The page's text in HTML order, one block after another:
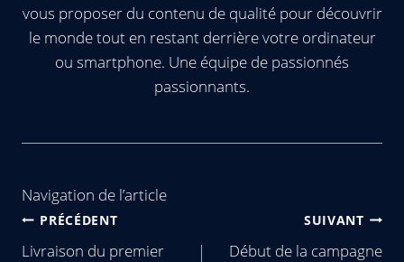
vous proposer du contenu de qualité pour découvrir
le monde tout en restant derrière votre ordinateur
ou smartphone. Une équipe de passionnés
passionnants.
Navigation de l’article
PRÉCÉDENT
Livraison du premier
SUIVANT
Début de la campagne